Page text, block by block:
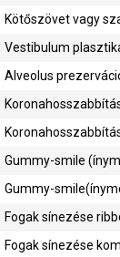
Kötőszövet vagy
Vestibulum
Alveolus
Gummy-smile
Gummy-
Fogak sínezése
Fogak sínezése